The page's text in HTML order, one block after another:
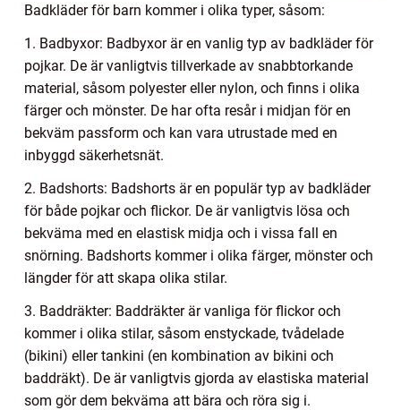
Badkläder för barn kommer i olika typer, såsom:
1. Badbyxor: Badbyxor är en vanlig typ av badkläder för
pojkar. De är vanligtvis tillverkade av snabbtorkande
material, såsom polyester eller nylon, och finns i olika
färger och mönster. De har ofta resår i midjan för en
bekväm passform och kan vara utrustade med en
inbyggd säkerhetsnät.
2. Badshorts: Badshorts är en populär typ av badkläder
för både pojkar och flickor. De är vanligtvis lösa och
bekväma med en elastisk midja och i vissa fall en
snörning. Badshorts kommer i olika färger, mönster och
längder för att skapa olika stilar.
3. Baddräkter: Baddräkter är vanliga för flickor och
kommer i olika stilar, såsom enstyckade, tvådelade
(bikini) eller tankini (en kombination av bikini och
baddräkt). De är vanligtvis gjorda av elastiska material
som gör dem bekväma att bära och röra sig i.